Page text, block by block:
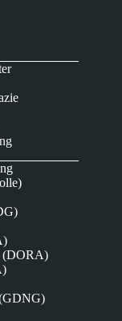
(DORA)
(GDNG)